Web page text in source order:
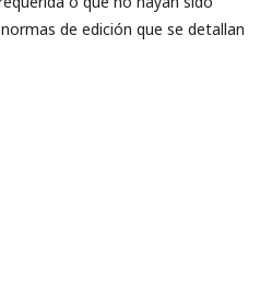
de edición que se detallan